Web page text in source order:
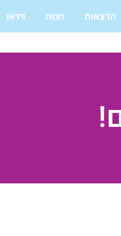
הרצאות חנות וידאו